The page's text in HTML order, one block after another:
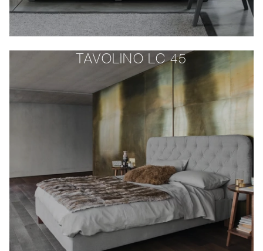
TAVOLINO LC 45